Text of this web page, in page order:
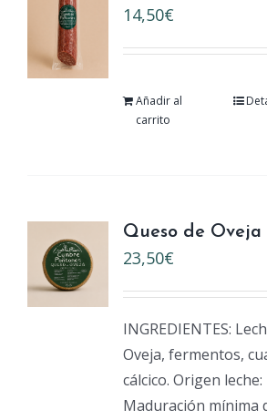
14,50€
Añadir al
carrito
Queso de Oveja
23,50€
INGREDIENTES:
Oveja, fermentos,
cálcico. Origen leche:
Maduración mínima